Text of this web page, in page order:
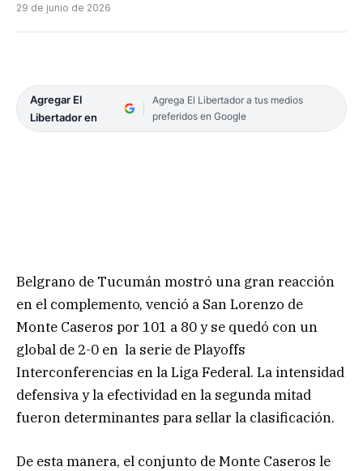
29 de junio de 2026
Agregar El
Libertador en
Agrega El Libertador a tus medios
preferidos en Google
Belgrano de Tucumán mostró una gran reacción
en el complemento, venció a San Lorenzo de
Monte Caseros por 101 a 80 y se quedó con un
global de 2-0 en la serie de Playoffs
Interconferencias en la Liga Federal. La intensidad
defensiva y la efectividad en la segunda mitad
fueron determinantes para sellar la clasificación.
De esta manera, el conjunto de Monte Caseros le